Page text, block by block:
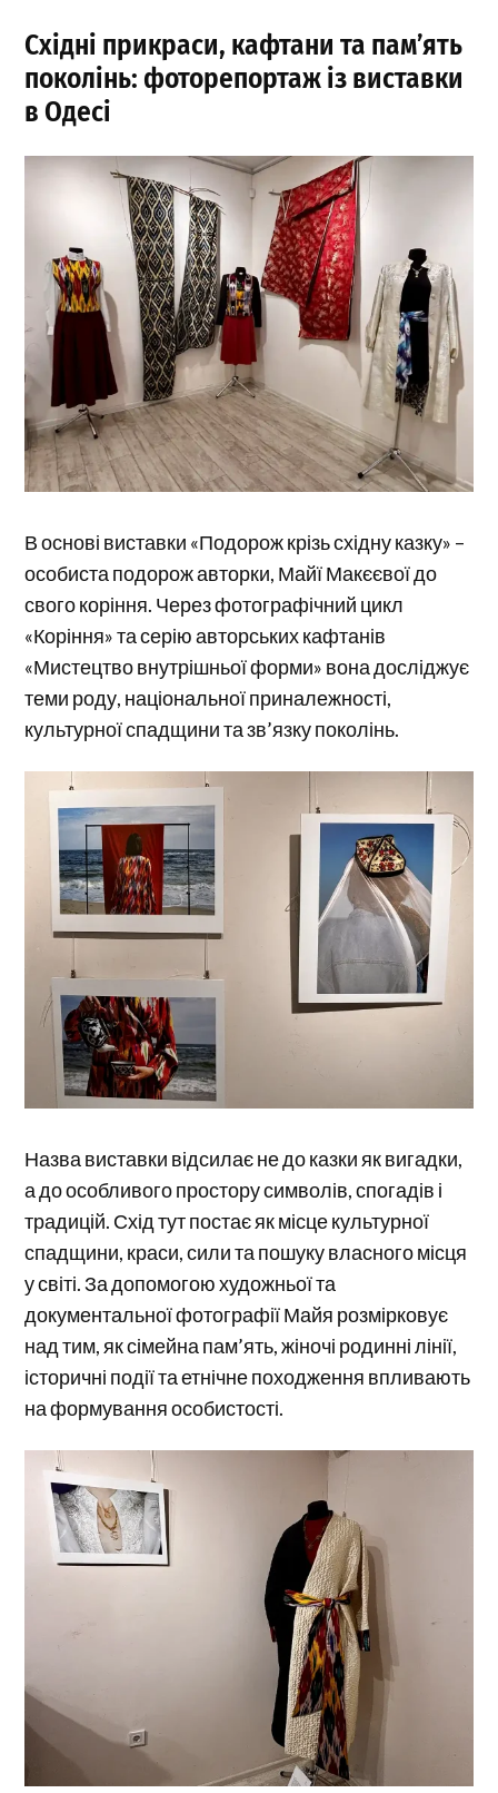
Східні прикраси, кафтани та пам’ять
поколінь: фоторепортаж із виставки
в Одесі
В основі виставки «Подорож крізь східну казку» –
особиста подорож авторки, Майї Макєєвої до
свого коріння. Через фотографічний цикл
«Коріння» та серію авторських кафтанів
«Мистецтво внутрішньої форми» вона досліджує
теми роду, національної приналежності,
культурної спадщини та зв’язку поколінь.
Назва виставки відсилає не до казки як вигадки,
а до особливого простору символів, спогадів і
традицій. Схід тут постає як місце культурної
спадщини, краси, сили та пошуку власного місця
у світі. За допомогою художньої та
документальної фотографії Майя розмірковує
над тим, як сімейна пам’ять, жіночі родинні лінії,
історичні події та етнічне походження впливають
на формування особистості.